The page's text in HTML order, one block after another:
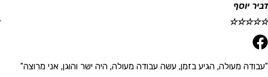
☆
☆
מעולה, הגיע בזמן, עשה עבודה מעולה, היה ישר והוגן, אני מרוצה"